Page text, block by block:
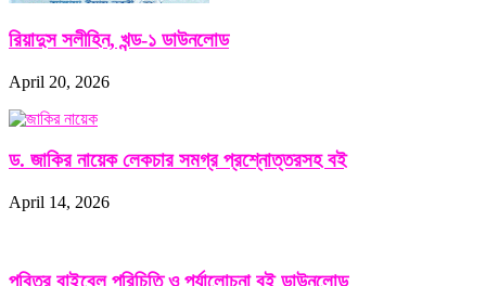
রিয়াদুস সলীহিন, খন্ড-১ ডাউনলোড
April 20, 2026
ড. জাকির নায়েক লেকচার সমগ্র প্রশ্নোত্তরসহ বই
April 14, 2026
পবিত্র বাইবেল পরিচিতি ও পর্যালোচনা বই ডাউনলোড